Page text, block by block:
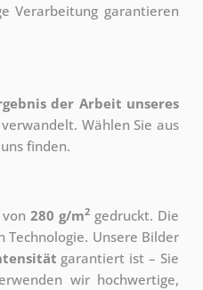
Verarbeitung garantieren
der Arbeit unseres
Wählen Sie aus
finden.
280 g/m2 gedruckt. Die
Unsere Bilder
garantiert ist – Sie
wir hochwertige,